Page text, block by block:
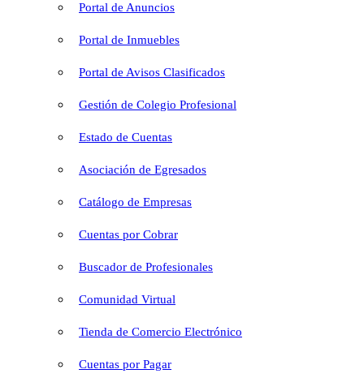
Portal de Anuncios
Portal de Inmuebles
Portal de Avisos Clasificados
Gestión de Colegio Profesional
Estado de Cuentas
Asociación de Egresados
Catálogo de Empresas
Cuentas por Cobrar
Buscador de Profesionales
Comunidad Virtual
Tienda de Comercio Electrónico
Cuentas por Pagar